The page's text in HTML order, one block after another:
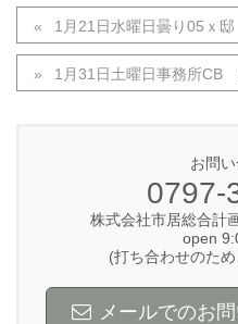
1月21日水曜日曇り05ｘ
1月31日土曜日事務所CB
お問
0797-
株式会社市居総合
open
(打ち合わせのた
メールでのお